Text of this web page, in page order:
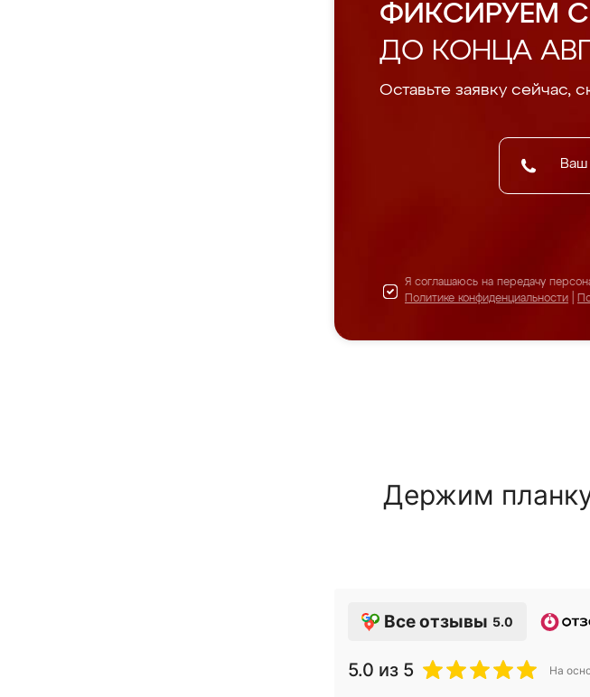
ФИКСИРУЕМ
ДО КОНЦА
Оставьте заявку сейчас,
Я соглашаюсь на передачу
Политике конфиденциальности
Держим
Все отзывы 5.0
5.0 из 5 На